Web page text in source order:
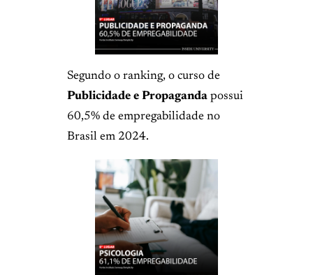
Segundo o ranking, o curso de
Publicidade e Propaganda possui
60,5% de empregabilidade no
Brasil em 2024.